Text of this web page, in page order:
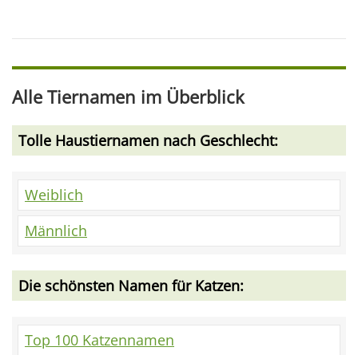
Alle Tiernamen im Überblick
Tolle Haustiernamen nach Geschlecht:
Weiblich
Männlich
Die schönsten Namen für Katzen:
Top 100 Katzennamen